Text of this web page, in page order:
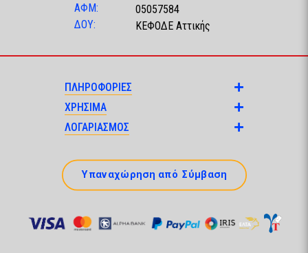
ΑΦΜ:
05057584
ΔΟΥ:
ΚΕΦΟΔΕ Αττικής
ΠΛΗΡΟΦΟΡΙΕΣ
ΧΡΗΣΙΜΑ
ΛΟΓΑΡΙΑΣΜΟΣ
Υπαναχώρηση από Σύμβαση